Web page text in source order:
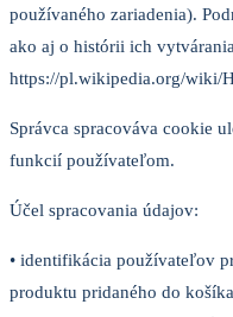
používaného zariadenia).
ako aj o histórii ich
https://pl.wikipedia.org/wiki/
Správca spracováva cookie
funkcií používateľom.
Účel spracovania údajov:
• identifikácia používateľov
produktu pridaného do